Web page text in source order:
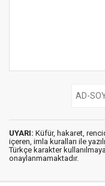
UYARI: Küfür, hakaret,
içeren, imla kuralları ile
Türkçe karakter
onaylanmamaktadır.